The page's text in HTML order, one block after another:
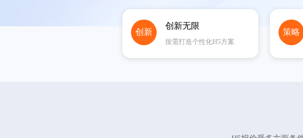
创新
创新无限
按需打造个性化H5方案
策略